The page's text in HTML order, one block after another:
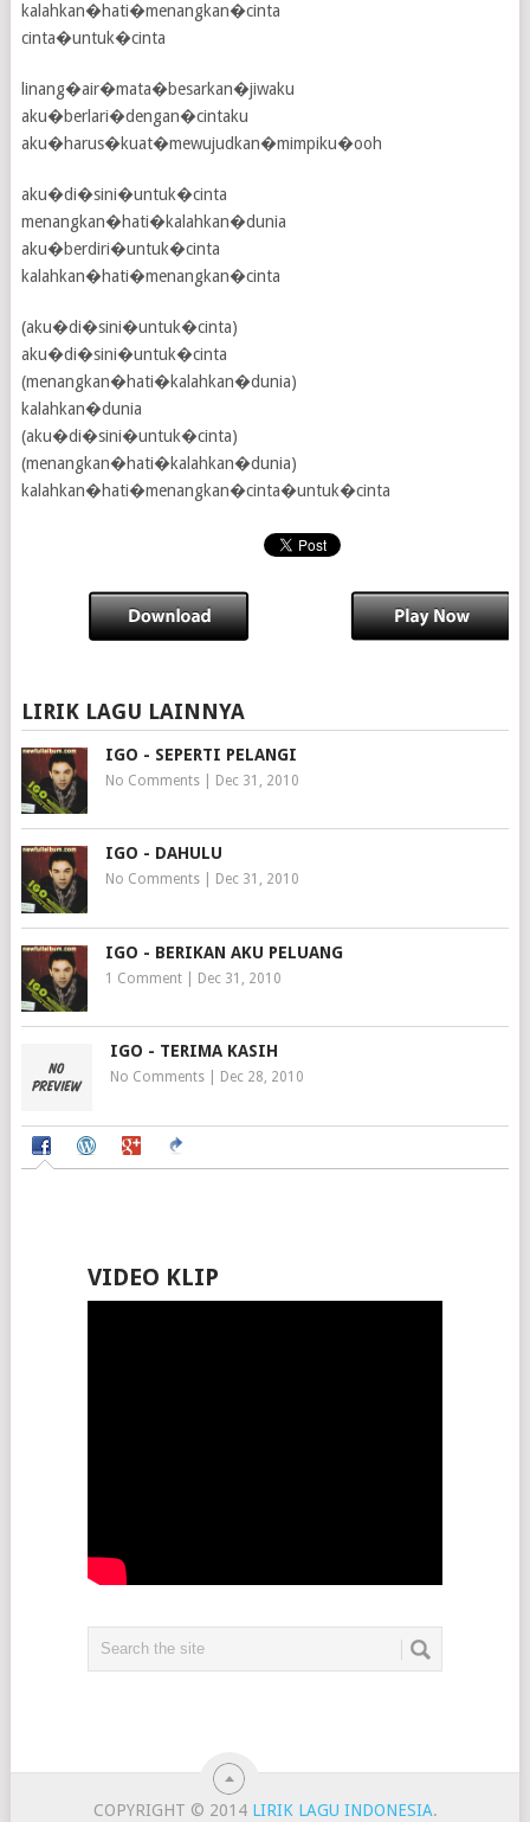
kalahkan�hati�menangkan�cinta
cinta�untuk�cinta
linang�air�mata�besarkan�jiwaku
aku�berlari�dengan�cintaku
aku�harus�kuat�mewujudkan�mimpiku�ooh
aku�di�sini�untuk�cinta
menangkan�hati�kalahkan�dunia
aku�berdiri�untuk�cinta
kalahkan�hati�menangkan�cinta
(aku�di�sini�untuk�cinta)
aku�di�sini�untuk�cinta
(menangkan�hati�kalahkan�dunia)
kalahkan�dunia
(aku�di�sini�untuk�cinta)
(menangkan�hati�kalahkan�dunia)
kalahkan�hati�menangkan�cinta�untuk�cinta
LIRIK LAGU LAINNYA
IGO - SEPERTI PELANGI
No Comments| Dec 31, 2010
IGO - DAHULU
No Comments| Dec 31, 2010
IGO - BERIKAN AKU PELUANG
1 Comment| Dec 31, 2010
IGO - TERIMA KASIH
No Comments| Dec 28, 2010
VIDEO KLIP
COPYRIGHT © 2014 LIRIK LAGU INDONESIA.